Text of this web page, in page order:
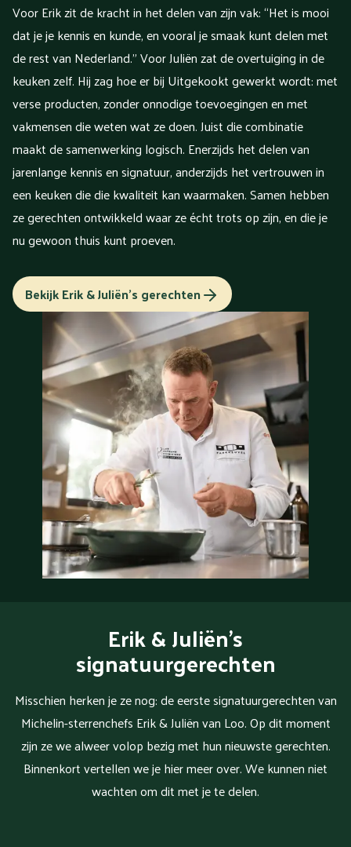
Voor Erik zit de kracht in het delen van zijn vak: “Het is mooi
dat je je kennis en kunde, en vooral je smaak kunt delen met
de rest van Nederland.” Voor Juliën zat de overtuiging in de
keuken zelf. Hij zag hoe er bij Uitgekookt gewerkt wordt: met
verse producten, zonder onnodige toevoegingen en met
vakmensen die weten wat ze doen. Juist die combinatie
maakt de samenwerking logisch. Enerzijds het delen van
jarenlange kennis en signatuur, anderzijds het vertrouwen in
een keuken die die kwaliteit kan waarmaken. Samen hebben
ze gerechten ontwikkeld waar ze écht trots op zijn, en die je
nu gewoon thuis kunt proeven.
Bekijk Erik & Juliën's gerechten
Erik & Juliën's
signatuurgerechten
Misschien herken je ze nog: de eerste signatuurgerechten van
Michelin-sterrenchefs Erik & Juliën van Loo. Op dit moment
zijn ze we alweer volop bezig met hun nieuwste gerechten.
Binnenkort vertellen we je hier meer over. We kunnen niet
wachten om dit met je te delen.